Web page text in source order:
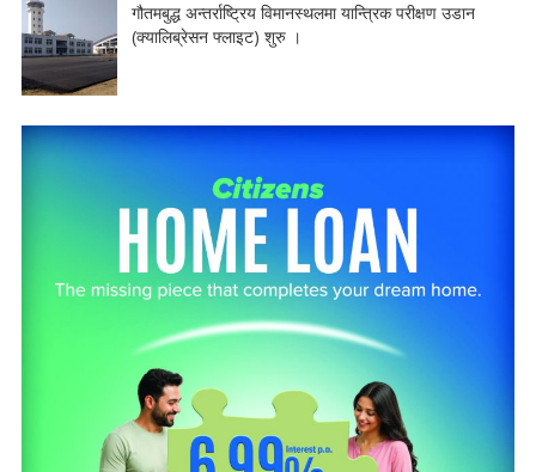
गौतमबुद्ध अन्तर्राष्ट्रिय विमानस्थलमा यान्त्रिक परीक्षण उडान
(क्यालिब्रेसन फ्लाइट) शुरु ।